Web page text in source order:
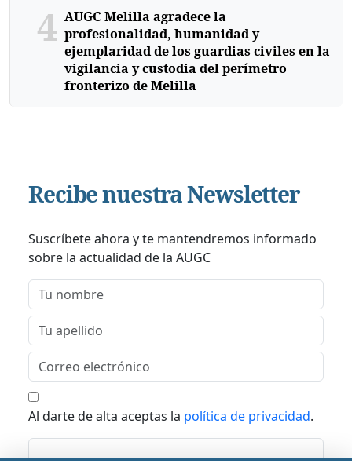
4 AUGC Melilla agradece la
profesionalidad, humanidad y
ejemplaridad de los guardias civiles en la
vigilancia y custodia del perímetro
fronterizo de Melilla
Recibe nuestra Newsletter
Suscríbete ahora y te mantendremos informado
sobre la actualidad de la AUGC
Al darte de alta aceptas la política de privacidad.